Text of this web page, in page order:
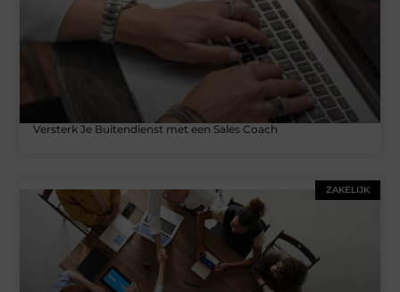
Versterk Je Buitendienst met een Sales Coach
ZAKELIJK